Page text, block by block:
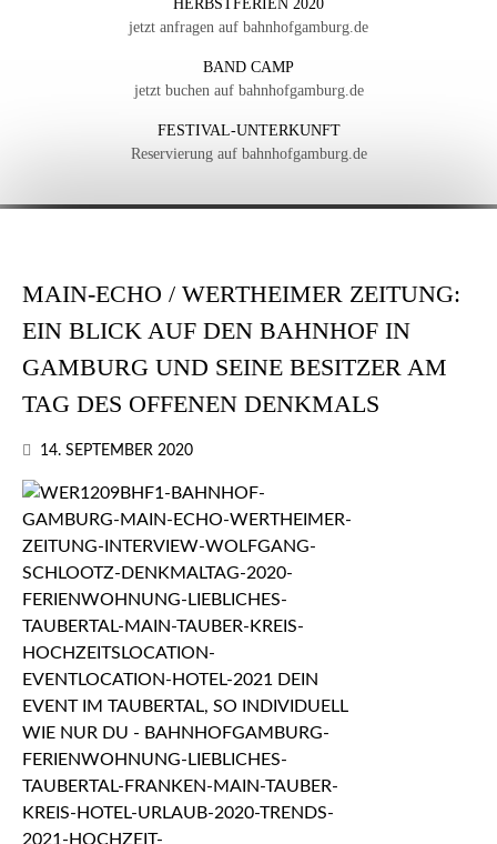
HERBSTFERIEN 2020
jetzt anfragen auf bahnhofgamburg.de
BAND CAMP
jetzt buchen auf bahnhofgamburg.de
FESTIVAL-UNTERKUNFT
Reservierung auf bahnhofgamburg.de
MAIN-ECHO / WERTHEIMER ZEITUNG:
EIN BLICK AUF DEN BAHNHOF IN
GAMBURG UND SEINE BESITZER AM
TAG DES OFFENEN DENKMALS
14. SEPTEMBER 2020